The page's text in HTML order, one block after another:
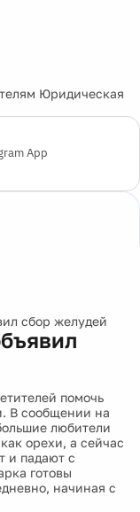
Юридическая
App
сбор желудей
помочь
В сообщении на
любители
орехи, а сейчас
и падают с
готовы
начиная с